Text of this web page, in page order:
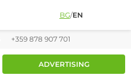
BG/EN
+359 878 907 701
ADVERTISING